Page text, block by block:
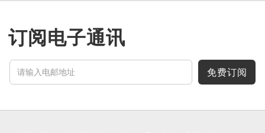
「囱」一样都是「窗」的象
示在囧地种黍。
这个古字十分少用，直
行表情符号，这个字也被网
民当做表情符号来用。
囧字的「八」像一对委
订阅电子通讯
免费订阅